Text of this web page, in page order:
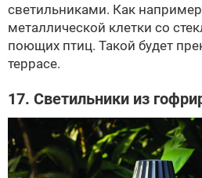
светильниками. Как
металлической клетки со
поющих птиц. Такой будет
террасе.
17. Светильники из